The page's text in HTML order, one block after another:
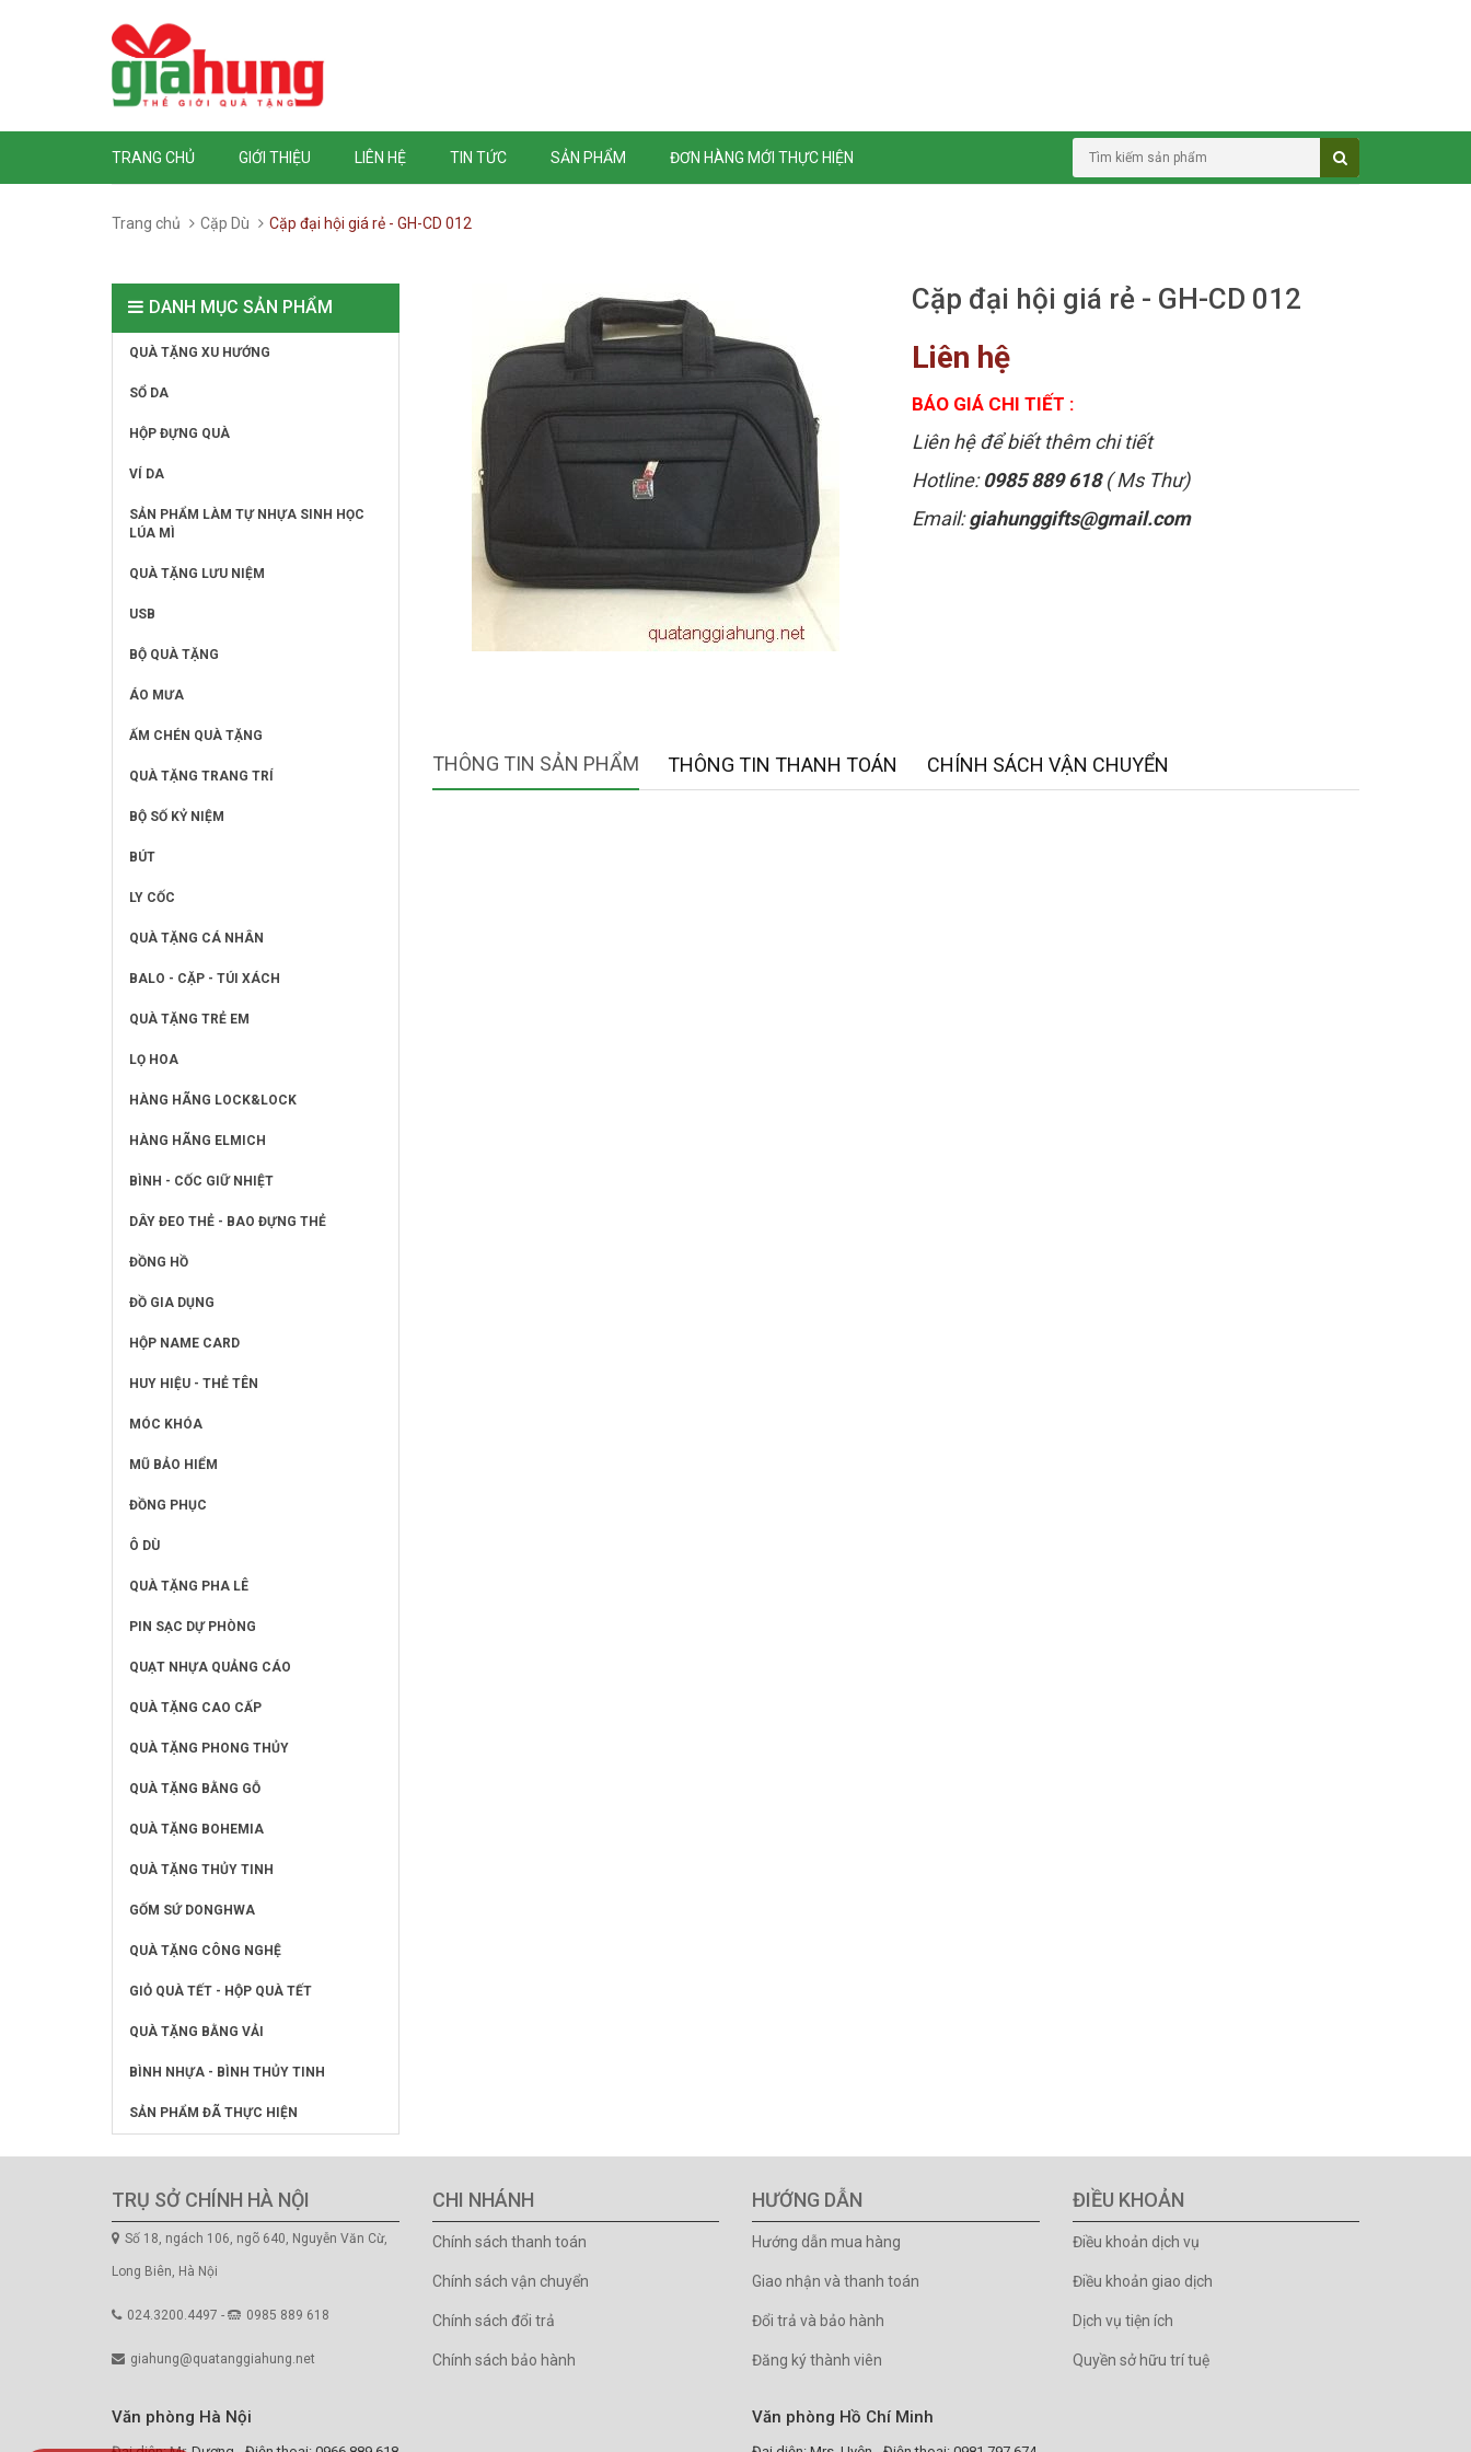
TRANG CHỦ GIỚI THIỆU LIÊN HỆ TIN TỨC SẢN PHẨM ĐƠN HÀNG MỚI THỰC HIỆN
Trang chủ Cặp Dù Cặp đại hội giá rẻ - GH-CD 012
Cặp đại hội giá rẻ - GH-CD 012
Liên hệ
BÁO GIÁ CHI TIẾT :
Liên hệ để biết thêm chi tiết
Hotline:0985 889 618( Ms Thư)
Email:giahunggifts@gmail.com
THÔNG TIN SẢN PHẨM THÔNG TIN THANH TOÁN CHÍNH SÁCH VẬN CHUYỂN
DANH MỤC SẢN PHẨM
QUÀ TẶNG XU HƯỚNG
SỔ DA
HỘP ĐỰNG QUÀ
VÍ DA
SẢN PHẨM LÀM TỰ NHỰA SINH HỌC
LÚA MÌ
QUÀ TẶNG LƯU NIỆM
USB
BỘ QUÀ TẶNG
ÁO MƯA
ẤM CHÉN QUÀ TẶNG
QUÀ TẶNG TRANG TRÍ
BỘ SỐ KỶ NIỆM
BÚT
LY CỐC
QUÀ TẶNG CÁ NHÂN
BALO - CẶP - TÚI XÁCH
QUÀ TẶNG TRẺ EM
LỌ HOA
HÀNG HÃNG LOCK&LOCK
HÀNG HÃNG ELMICH
BÌNH - CỐC GIỮ NHIỆT
DÂY ĐEO THẺ - BAO ĐỰNG THẺ
ĐỒNG HỒ
ĐỒ GIA DỤNG
HỘP NAME CARD
HUY HIỆU - THẺ TÊN
MÓC KHÓA
MŨ BẢO HIỂM
ĐỒNG PHỤC
Ô DÙ
QUÀ TẶNG PHA LÊ
PIN SẠC DỰ PHÒNG
QUẠT NHỰA QUẢNG CÁO
QUÀ TẶNG CAO CẤP
QUÀ TẶNG PHONG THỦY
QUÀ TẶNG BẰNG GỖ
QUÀ TẶNG BOHEMIA
QUÀ TẶNG THỦY TINH
GỐM SỨ DONGHWA
QUÀ TẶNG CÔNG NGHỆ
GIỎ QUÀ TẾT - HỘP QUÀ TẾT
QUÀ TẶNG BẰNG VẢI
BÌNH NHỰA - BÌNH THỦY TINH
SẢN PHẨM ĐÃ THỰC HIỆN
TRỤ SỞ CHÍNH HÀ NỘI
Số 18, ngách 106, ngõ 640, Nguyễn Văn Cừ,
Long Biên, Hà Nội
024.3200.4497 - 0985 889 618
giahung@quatanggiahung.net
CHI NHÁNH
Chính sách thanh toán
Chính sách vận chuyển
Chính sách đổi trả
Chính sách bảo hành
HƯỚNG DẪN
Hướng dẫn mua hàng
Giao nhận và thanh toán
Đổi trả và bảo hành
Đăng ký thành viên
ĐIỀU KHOẢN
Điều khoản dịch vụ
Điều khoản giao dịch
Dịch vụ tiện ích
Quyền sở hữu trí tuệ
Văn phòng Hà Nội Văn phòng Hồ Chí Minh